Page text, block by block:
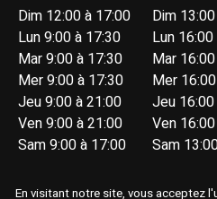
Dim 12:00 à 17:00
Lun 9:00 à 17:30
Mar 9:00 à 17:30
Mer 9:00 à 17:30
Jeu 9:00 à 21:00
Ven 9:00 à 21:00
Sam 9:00 à 17:00
Dim
Lun
Mar
Mer
Jeu
Ven
Sam
En visitant notre site, vous acceptez